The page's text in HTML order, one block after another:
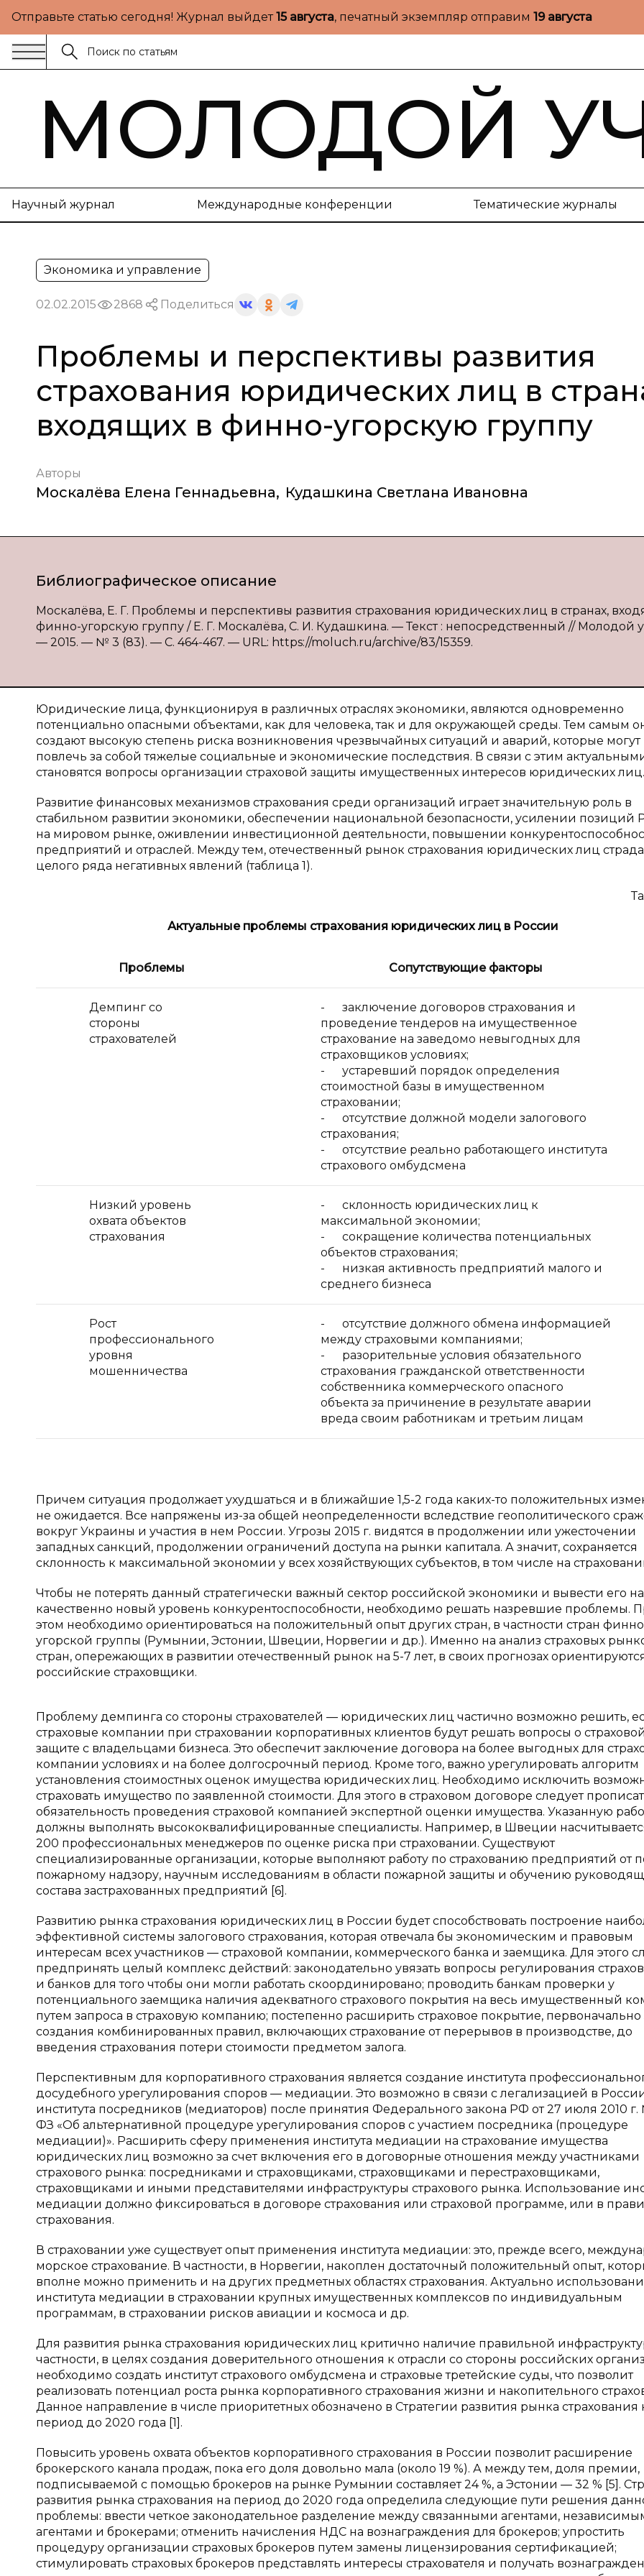
Отправьте статью сегодня! Журнал выйдет15 августа, печатный экземпляр отправим 19 августа
МОЛОДОЙ
Научный журнал Международные конференции Тематические журналы
Экономика и управление
02.02.2015 2868 Поделиться
Проблемы и перспективы развития
страхования юридических лиц в
входящих в финно-угорскую группу
Авторы
Москалёва Елена Геннадьевна, Кудашкина Светлана Ивановна
Библиографическое описание
Москалёва, Е. Г. Проблемы и перспективы развития страхования юридических лиц в странах,
финно-угорскую группу / Е. Г. Москалёва, С. И. Кудашкина. — Текст : непосредственный // Молодой
— 2015. — № 3 (83). — С. 464-467. — URL: https://moluch.ru/archive/83/15359.
Юридические лица, функционируя в различных отраслях экономики, являются одновременно
потенциально опасными объектами, как для человека, так и для окружающей среды. Тем самым
создают высокую степень риска возникновения чрезвычайных ситуаций и аварий, которые могут
повлечь за собой тяжелые социальные и экономические последствия. В связи с этим
становятся вопросы организации страховой защиты имущественных интересов юридических лиц.
Развитие финансовых механизмов страхования среди организаций играет значительную роль в
стабильном развитии экономики, обеспечении национальной безопасности, усилении позиций
на мировом рынке, оживлении инвестиционной деятельности, повышении
предприятий и отраслей. Между тем, отечественный рынок страхования юридических лиц
целого ряда негативных явлений (таблица 1).
Актуальные проблемы страхования юридических лиц в России
Проблемы Сопутствующие факторы
Демпинг со
стороны
страхователей
- заключение договоров страхования и
проведение тендеров на имущественное
страхование на заведомо невыгодных для
страховщиков условиях;
- устаревший порядок определения
стоимостной базы в имущественном
страховании;
- отсутствие должной модели залогового
страхования;
- отсутствие реально работающего института
страхового омбудсмена
Низкий уровень
охвата объектов
страхования
- склонность юридических лиц к
максимальной экономии;
- сокращение количества потенциальных
объектов страхования;
- низкая активность предприятий малого и
среднего бизнеса
Рост
профессионального
уровня
мошенничества
- отсутствие должного обмена информацией
между страховыми компаниями;
- разорительные условия обязательного
страхования гражданской ответственности
собственника коммерческого опасного
объекта за причинение в результате аварии
вреда своим работникам и третьим лицам
Причем ситуация продолжает ухудшаться и в ближайшие 1,5-2 года каких-то положительных
не ожидается. Все напряжены из-за общей неопределенности вследствие геополитического
вокруг Украины и участия в нем России. Угрозы 2015 г. видятся в продолжении или ужесточении
западных санкций, продолжении ограничений доступа на рынки капитала. А значит, сохраняется
склонность к максимальной экономии у всех хозяйствующих субъектов, в том числе на
Чтобы не потерять данный стратегически важный сектор российской экономики и вывести его на
качественно новый уровень конкурентоспособности, необходимо решать назревшие проблемы.
этом необходимо ориентироваться на положительный опыт других стран, в частности стран
угорской группы (Румынии, Эстонии, Швеции, Норвегии и др.). Именно на анализ страховых
стран, опережающих в развитии отечественный рынок на 5-7 лет, в своих прогнозах
российские страховщики.
Проблему демпинга со стороны страхователей — юридических лиц частично возможно решить,
страховые компании при страховании корпоративных клиентов будут решать вопросы о страховой
защите с владельцами бизнеса. Это обеспечит заключение договора на более выгодных для
компании условиях и на более долгосрочный период. Кроме того, важно урегулировать алгоритм
установления стоимостных оценок имущества юридических лиц. Необходимо исключить
страховать имущество по заявленной стоимости. Для этого в страховом договоре следует
обязательность проведения страховой компанией экспертной оценки имущества. Указанную
должны выполнять высококвалифицированные специалисты. Например, в Швеции
200 профессиональных менеджеров по оценке риска при страховании. Существуют
специализированные организации, которые выполняют работу по страхованию предприятий от
пожарному надзору, научным исследованиям в области пожарной защиты и обучению
состава застрахованных предприятий [6].
Развитию рынка страхования юридических лиц в России будет способствовать построение
эффективной системы залогового страхования, которая отвечала бы экономическим и правовым
интересам всех участников — страховой компании, коммерческого банка и заемщика. Для этого
предпринять целый комплекс действий: законодательно увязать вопросы регулирования
и банков для того чтобы они могли работать скоординировано; проводить банкам проверки у
потенциального заемщика наличия адекватного страхового покрытия на весь имущественный
путем запроса в страховую компанию; постепенно расширить страховое покрытие, первоначально
создания комбинированных правил, включающих страхование от перерывов в производстве, до
введения страхования потери стоимости предметом залога.
Перспективным для корпоративного страхования является создание института
досудебного урегулирования споров — медиации. Это возможно в связи с легализацией в
института посредников (медиаторов) после принятия Федерального закона РФ от 27 июля 2010 г.
ФЗ «Об альтернативной процедуре урегулирования споров с участием посредника (процедуре
медиации)». Расширить сферу применения института медиации на страхование имущества
юридических лиц возможно за счет включения его в договорные отношения между участниками
страхового рынка: посредниками и страховщиками, страховщиками и перестраховщиками,
страховщиками и иными представителями инфраструктуры страхового рынка. Использование
медиации должно фиксироваться в договоре страхования или страховой программе, или в
страхования.
В страховании уже существует опыт применения института медиации: это, прежде всего,
морское страхование. В частности, в Норвегии, накоплен достаточный положительный опыт,
вполне можно применить и на других предметных областях страхования. Актуально
института медиации в страховании крупных имущественных комплексов по индивидуальным
программам, в страховании рисков авиации и космоса и др.
Для развития рынка страхования юридических лиц критично наличие правильной
частности, в целях создания доверительного отношения к отрасли со стороны российских
необходимо создать институт страхового омбудсмена и страховые третейские суды, что позволит
реализовать потенциал роста рынка корпоративного страхования жизни и накопительного
Данное направление в числе приоритетных обозначено в Стратегии развития рынка страхования
период до 2020 года [1].
Повысить уровень охвата объектов корпоративного страхования в России позволит расширение
брокерского канала продаж, пока его доля довольно мала (около 19 %). А между тем, доля премии,
подписываемой с помощью брокеров на рынке Румынии составляет 24 %, а Эстонии — 32 % [5].
развития рынка страхования на период до 2020 года определила следующие пути решения
проблемы: ввести четкое законодательное разделение между связанными агентами,
агентами и брокерами; отменить начисления НДС на вознаграждения для брокеров; упростить
процедуру организации страховых брокеров путем замены лицензирования сертификацией;
стимулировать страховых брокеров представлять интересы страхователя и получать